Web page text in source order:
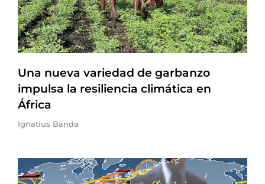
Una nueva variedad de garbanzo
impulsa la resiliencia climática en
África
Ignatius Banda